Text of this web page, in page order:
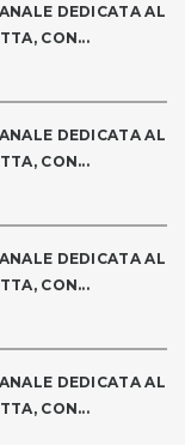
DEDICATA AL
CON...
DEDICATA AL
CON...
DEDICATA AL
CON...
DEDICATA AL
CON...